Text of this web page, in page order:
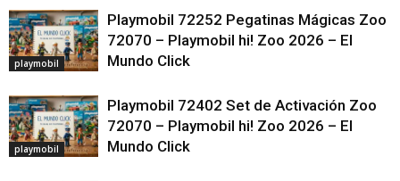
playmobil
Playmobil 72252 Pegatinas Mágicas Zoo
72070 – Playmobil hi! Zoo 2026 – El
Mundo Click
playmobil
Playmobil 72402 Set de Activación Zoo
72070 – Playmobil hi! Zoo 2026 – El
Mundo Click